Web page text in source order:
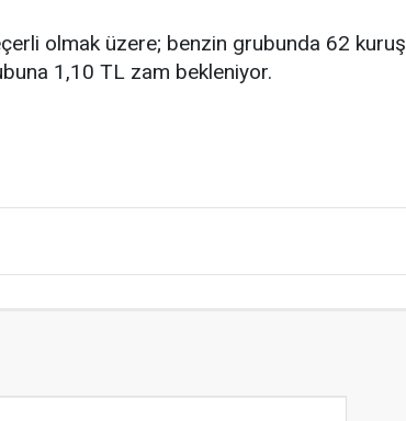
olmak üzere; benzin grubunda 62 kuruş
1,10 TL zam bekleniyor.